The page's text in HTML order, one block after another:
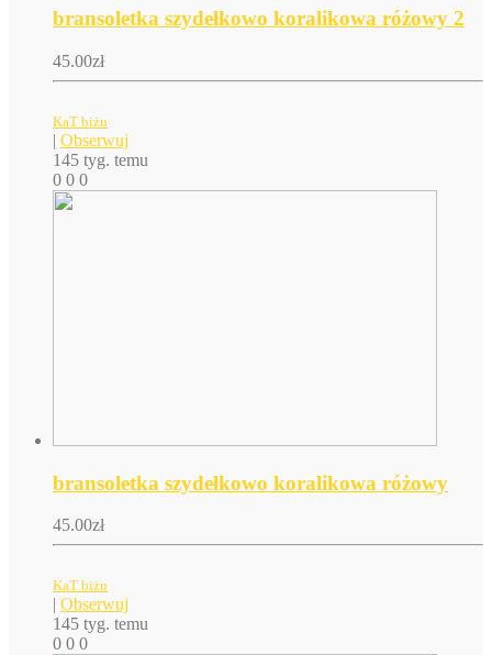
bransoletka szydełkowo koralikowa różowy 2
45.00zł
KaT biżu
| Obserwuj
145 tyg. temu
0 0 0
bransoletka szydełkowo koralikowa różowy
45.00zł
KaT biżu
| Obserwuj
145 tyg. temu
0 0 0